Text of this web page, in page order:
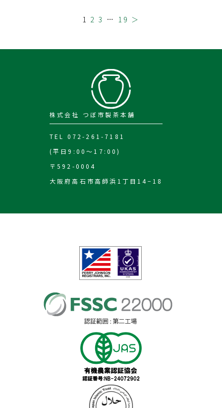
1 2 3 … 19 ＞
株式会社 つぼ市製茶本舗
TEL 072-261-7181
(平日9:00～17:00)
〒592-0004
大阪府高石市高師浜1丁目14−18